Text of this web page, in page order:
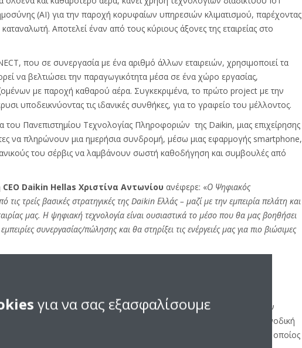
(AI) για την παροχή κορυφαίων υπηρεσιών κλιματισμού, παρέχοντας
Αποτελεί έναν από τους κύριους άξονες της εταιρείας στο
που σε συνεργασία με ένα αριθμό άλλων εταιρειών, χρησιμοποιεί τα
να βελτιώσει την παραγωγικότητα μέσα σε ένα χώρο εργασίας,
με παροχή καθαρού αέρα. Συγκεκριμένα, το πρώτο project με την
υποδεικνύοντας τις ιδανικές συνθήκες, για το γραφείο του μέλλοντος.
του Πανεπιστημίου Τεχνολογίας Πληροφοριών της Daikin, μιας επιχείρησης
να πληρώνουν μια ημερήσια συνδρομή, μέσω μιας εφαρμογής smartphone,
του σέρβις να λαμβάνουν σωστή καθοδήγηση και συμβουλές από
CEO Daikin Hellas Χριστίνα Αντωνίου ανέφερε: «Ο Ψηφιακός
τρείς βασικές στρατηγικές της Daikin Ελλάς – μαζί με την εμπειρία πελάτη και
μας. Η ψηφιακή τεχνολογία είναι ουσιαστικά το μέσο που θα μας βοηθήσει
συνεργασίας/πώλησης και θα στηρίξει τις ενέργειές μας για πιο βιώσιμες
με την παρουσία της συνέβαλε αποφασιστικά στην πρόοδο και στην
80 μονάδες παραγωγής και 213 θυγατρικές σε όλο τον κόσμο. Η ανοδική
χάρτη αποτυπώνεται στον συνεχώς αυξανόμενο κύκλο εργασιών, ο οποίος
για να σας εξασφαλίσουμε